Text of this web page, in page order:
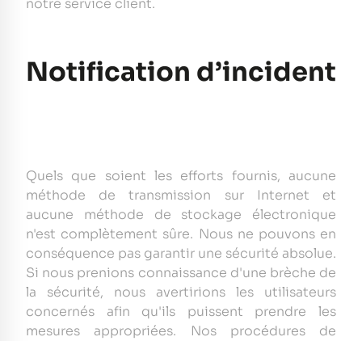
notre service client.
Notification d’incident
Quels que soient les efforts fournis, aucune
méthode de transmission sur Internet et
aucune méthode de stockage électronique
n'est complètement sûre. Nous ne pouvons en
conséquence pas garantir une sécurité absolue.
Si nous prenions connaissance d'une brèche de
la sécurité, nous avertirions les utilisateurs
concernés afin qu'ils puissent prendre les
mesures appropriées. Nos procédures de